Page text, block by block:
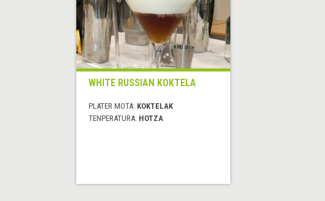
WHITE RUSSIAN KOKTELA
PLATER MOTA: KOKTELAK
TENPERATURA: HOTZA